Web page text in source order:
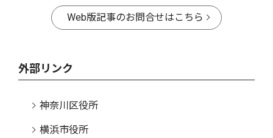
Web版記事のお問合せはこちら
外部リンク
神奈川区役所
横浜市役所